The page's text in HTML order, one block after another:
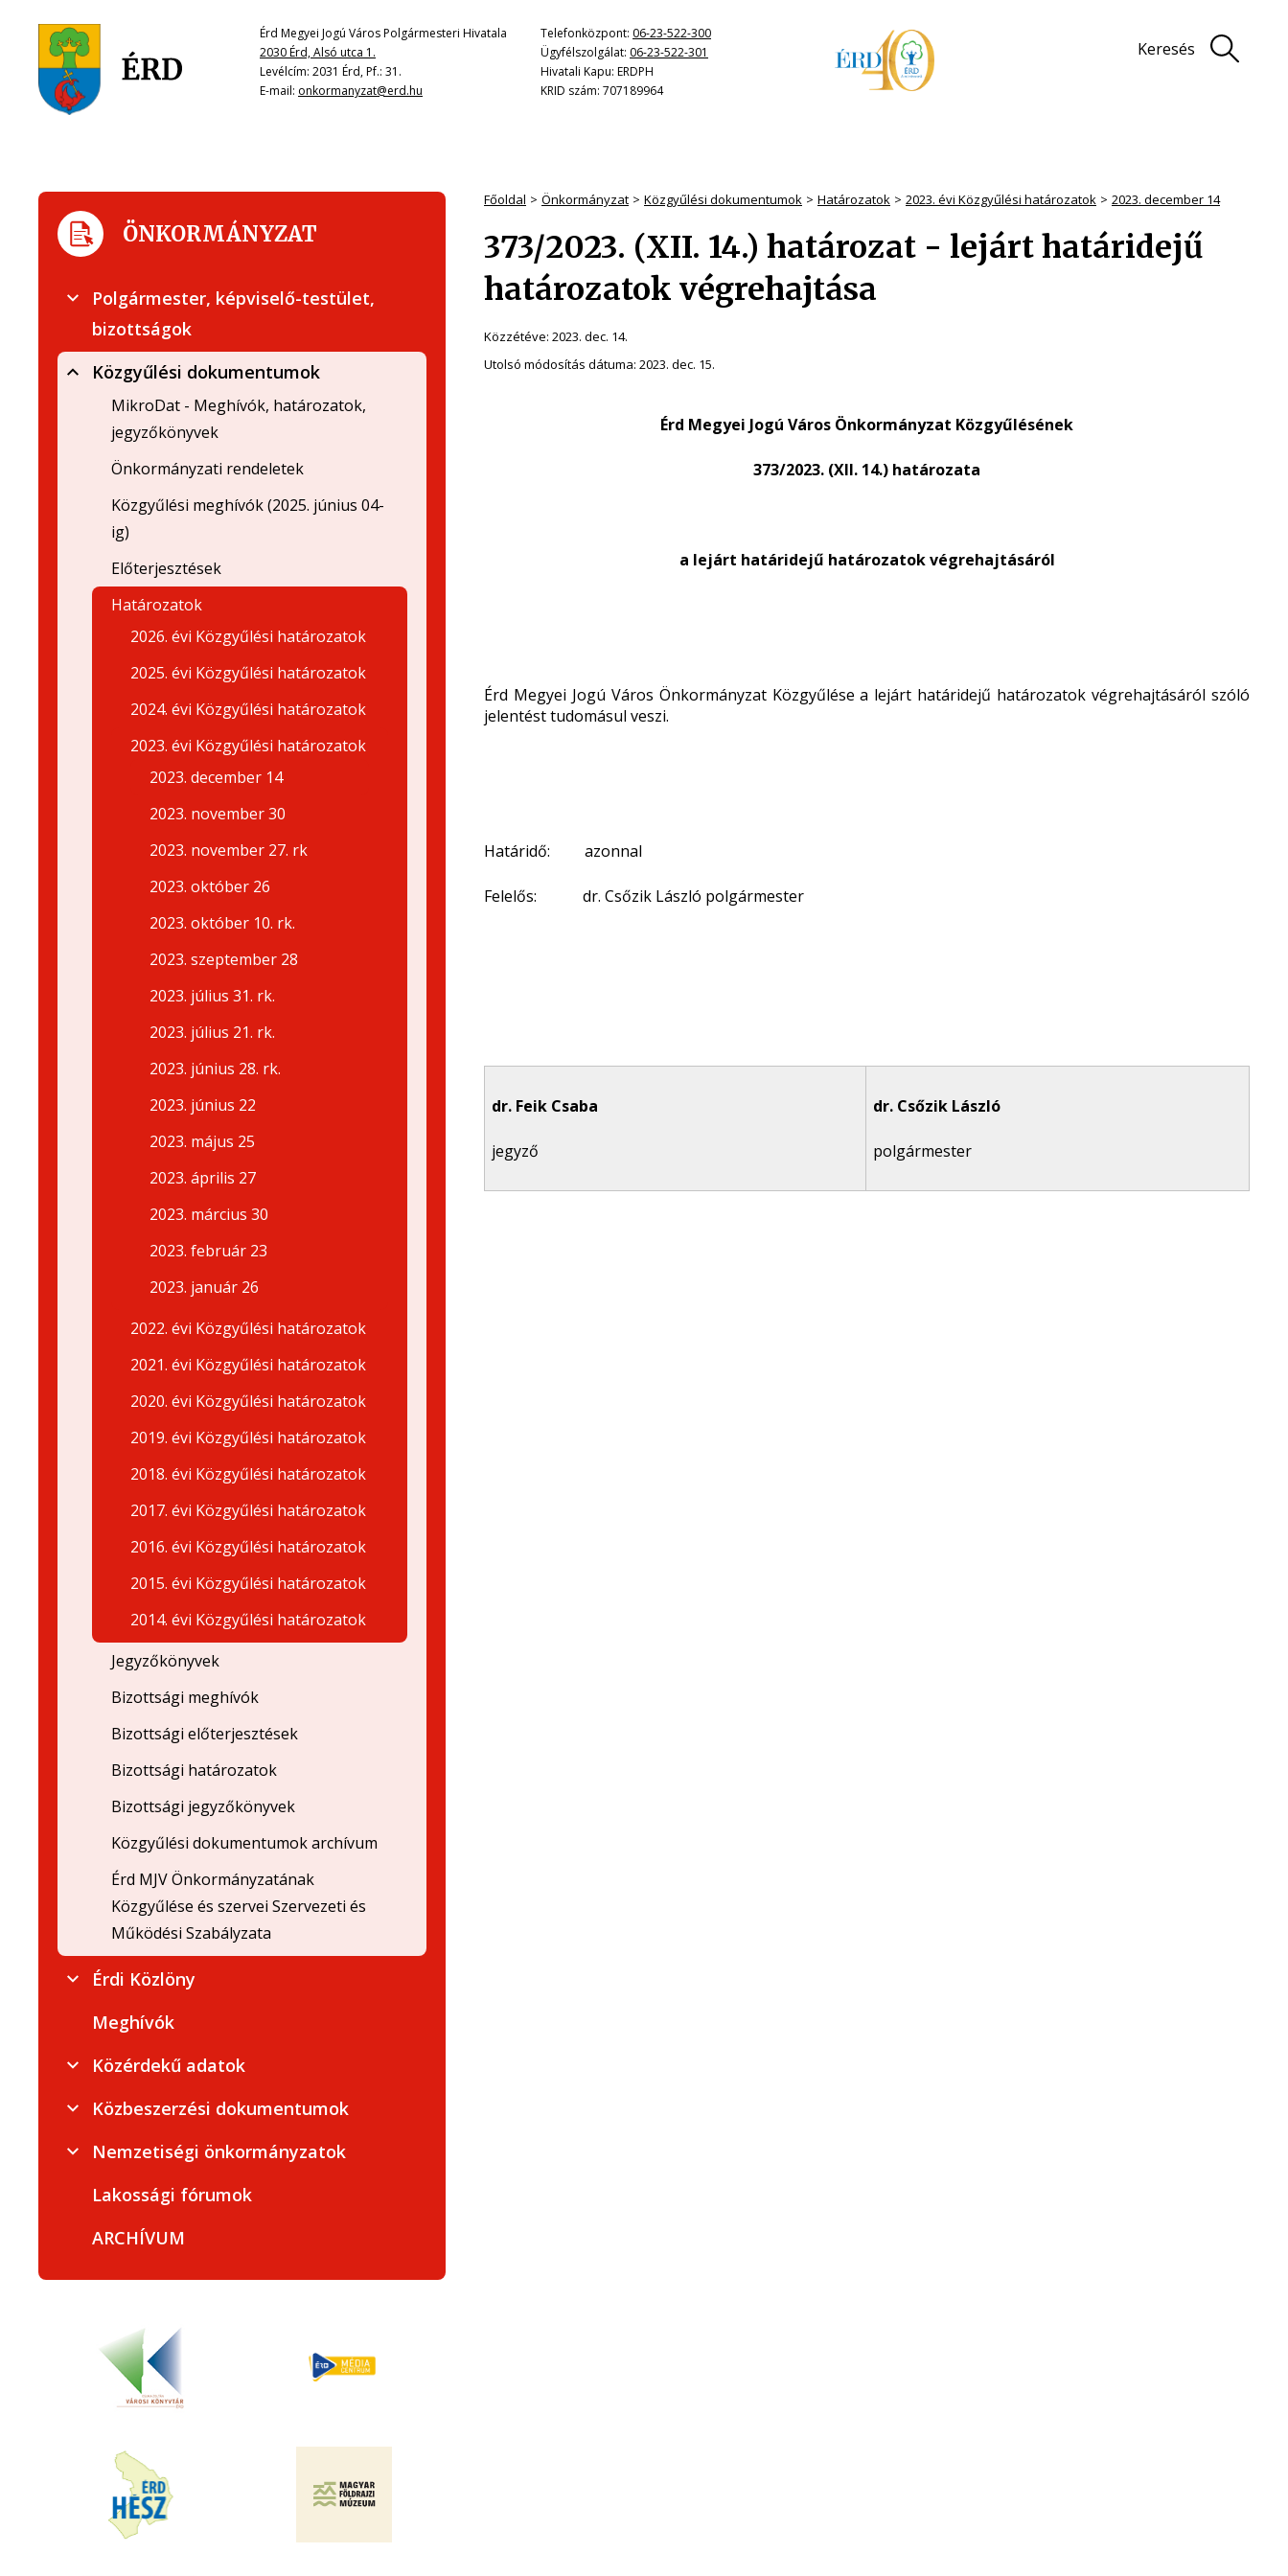
Érd Megyei Jogú Város Polgármesteri Hivatala
2030 Érd, Alsó utca 1.
Levélcím: 2031 Érd, Pf.: 31.
E-mail: onkormanyzat@erd.hu
Telefonközpont: 06-23-522-300
Ügyfélszolgálat: 06-23-522-301
Hivatali Kapu: ERDPH
KRID szám: 707189964
Keresés
Főoldal Önkormányzat Közgyűlési dokumentumok Határozatok 2023. évi Közgyűlési határozatok 2023. december 14
373/2023. (XII. 14.) határozat - lejárt határidejű
határozatok végrehajtása
Közzétéve: 2023. dec. 14.
Utolsó módosítás dátuma: 2023. dec. 15.
Érd Megyei Jogú Város Önkormányzat Közgyűlésének
373/2023. (XII. 14.) határozata
a lejárt határidejű határozatok végrehajtásáról
Érd Megyei Jogú Város Önkormányzat Közgyűlése a lejárt határidejű határozatok végrehajtásáról szóló
jelentést tudomásul veszi.
Határidő: azonnal
Felelős: dr. Csőzik László polgármester
dr. Feik Csaba
jegyző
dr. Csőzik László
polgármester
ÖNKORMÁNYZAT
Polgármester, képviselő-testület,
bizottságok
Közgyűlési dokumentumok
MikroDat - Meghívók, határozatok,
jegyzőkönyvek
Önkormányzati rendeletek
Közgyűlési meghívók (2025. június 04-
ig)
Előterjesztések
Határozatok
2026. évi Közgyűlési határozatok
2025. évi Közgyűlési határozatok
2024. évi Közgyűlési határozatok
2023. évi Közgyűlési határozatok
2023. december 14
2023. november 30
2023. november 27. rk
2023. október 26
2023. október 10. rk.
2023. szeptember 28
2023. július 31. rk.
2023. július 21. rk.
2023. június 28. rk.
2023. június 22
2023. május 25
2023. április 27
2023. március 30
2023. február 23
2023. január 26
2022. évi Közgyűlési határozatok
2021. évi Közgyűlési határozatok
2020. évi Közgyűlési határozatok
2019. évi Közgyűlési határozatok
2018. évi Közgyűlési határozatok
2017. évi Közgyűlési határozatok
2016. évi Közgyűlési határozatok
2015. évi Közgyűlési határozatok
2014. évi Közgyűlési határozatok
Jegyzőkönyvek
Bizottsági meghívók
Bizottsági előterjesztések
Bizottsági határozatok
Bizottsági jegyzőkönyvek
Közgyűlési dokumentumok archívum
Érd MJV Önkormányzatának
Közgyűlése és szervei Szervezeti és
Működési Szabályzata
Érdi Közlöny
Meghívók
Közérdekű adatok
Közbeszerzési dokumentumok
Nemzetiségi önkormányzatok
Lakossági fórumok
ARCHÍVUM